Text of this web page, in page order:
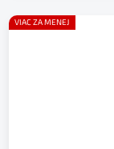
VIAC ZA MENEJ